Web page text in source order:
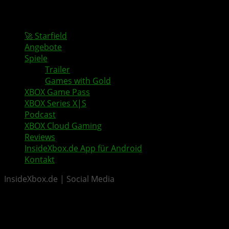
🚀 Starfield
Angebote
Spiele
Trailer
Games with Gold
XBOX Game Pass
XBOX Series X|S
Podcast
XBOX Cloud Gaming
Reviews
InsideXbox.de App für Android
Kontakt
InsideXbox.de | Social Media